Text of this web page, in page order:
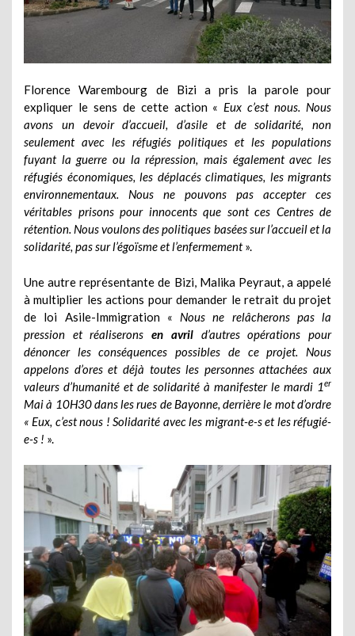
Florence Warembourg de Bizi a pris la parole pour
expliquer le sens de cette action « Eux c’est nous. Nous
avons un devoir d’accueil, d’asile et de solidarité, non
seulement avec les réfugiés politiques et les populations
fuyant la guerre ou la répression, mais également avec les
réfugiés économiques, les déplacés climatiques, les migrants
environnementaux. Nous ne pouvons pas accepter ces
véritables prisons pour innocents que sont ces Centres de
rétention. Nous voulons des politiques basées sur l’accueil et la
solidarité, pas sur l’égoïsme et l’enfermement».
Une autre représentante de Bizi, Malika Peyraut, a appelé
à multiplier les actions pour demander le retrait du projet
de loi Asile-Immigration « Nous ne relâcherons pas la
pression et réaliseronsen avrild’autres opérations pour
dénoncer les conséquences possibles de ce projet. Nous
appelons d’ores et déjà toutes les personnes attachées aux
valeurs d’humanité et de solidarité à manifester le mardi 1er
Mai à 10H30 dans les rues de Bayonne, derrière le mot d’ordre
« Eux, c’est nous ! Solidarité avec les migrant-e-s et les réfugié-
e-s ! ».